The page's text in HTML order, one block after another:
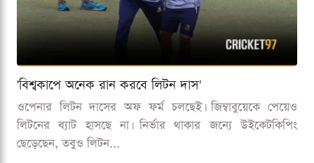
'বিশ্বকাপে অনেক রান করবে লিটন দাস'
ওপেনার লিটন দাসের অফ ফর্ম চলছেই। জিম্বাবুয়েকে পেয়েও
লিটনের ব্যাট হাসছে না। নির্ভার থাকার জন্যে উইকেটকিপিং
ছেড়েছেন, তবুও লিটন...